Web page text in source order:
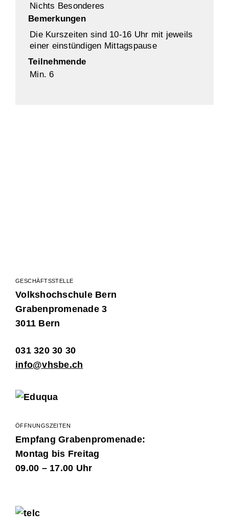
Nichts Besonderes
Bemerkungen
Die Kurszeiten sind 10-16 Uhr mit jeweils
einer einstündigen Mittagspause
Teilnehmende
Min. 6
GESCHÄFTSSTELLE
Volkshochschule Bern
Grabenpromenade 3
3011 Bern
031 320 30 30
info@vhsbe.ch
ÖFFNUNGSZEITEN
Empfang Grabenpromenade:
Montag bis Freitag
09.00 – 17.00 Uhr